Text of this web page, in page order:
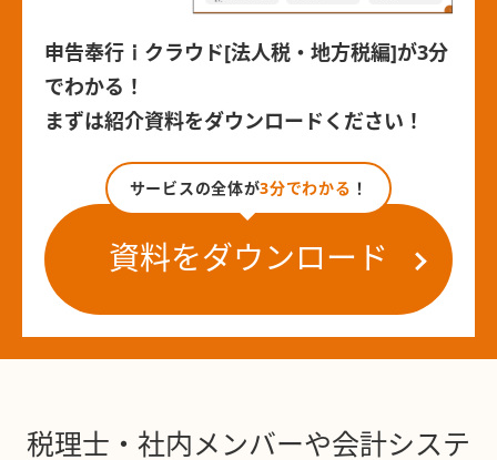
申告奉行ｉクラウド[法人税・地方税編]が3分
でわかる！
まずは紹介資料をダウンロードください！
サービスの全体が3分でわかる ！
資料をダウンロード
税理士・社内メンバーや会計システ